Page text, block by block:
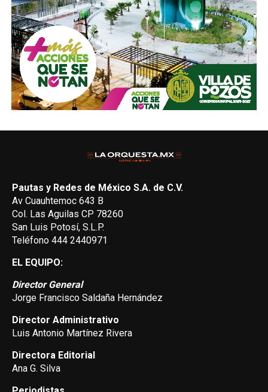
Pautas y Redes de México S.A. de C.V.
Av Cuauhtemoc 643 B
Col. Las Aguilas CP 78260
San Luis Potosí, S.L.P.
Teléfono 444 2440971
EL EQUIPO:
Director General
Jorge Francisco Saldaña Hernández
Director Administrativo
Luis Antonio Martínez Rivera
Directora Editorial
Ana G. Silva